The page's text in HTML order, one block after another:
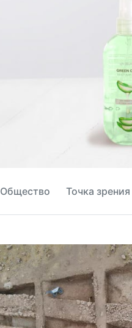
Общество Точка зрения